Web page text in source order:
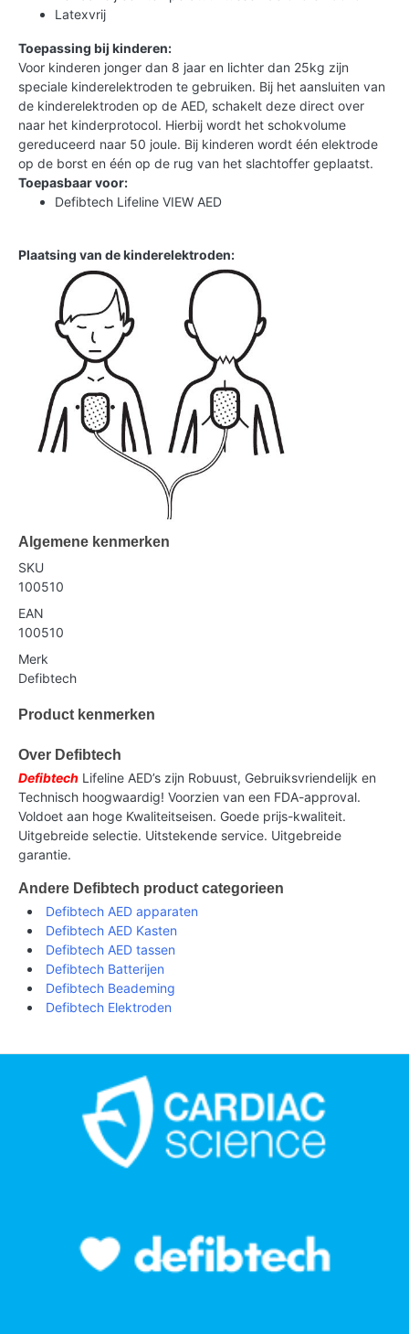
Latexvrij
Toepassing bij kinderen:
Voor kinderen jonger dan 8 jaar en lichter dan 25kg zijn
speciale kinderelektroden te gebruiken. Bij het aansluiten van
de kinderelektroden op de AED, schakelt deze direct over
naar het kinderprotocol. Hierbij wordt het schokvolume
gereduceerd naar 50 joule. Bij kinderen wordt één elektrode
op de borst en één op de rug van het slachtoffer geplaatst.
Toepasbaar voor:
Defibtech Lifeline VIEW AED
Plaatsing van de kinderelektroden:
Algemene kenmerken
SKU
100510
EAN
100510
Merk
Defibtech
Product kenmerken
Over Defibtech
Defibtech Lifeline AED’s zijn Robuust, Gebruiksvriendelijk en
Technisch hoogwaardig! Voorzien van een FDA-approval.
Voldoet aan hoge Kwaliteitseisen. Goede prijs-kwaliteit.
Uitgebreide selectie. Uitstekende service. Uitgebreide
garantie.
Andere Defibtech product categorieen
Defibtech AED apparaten
Defibtech AED Kasten
Defibtech AED tassen
Defibtech Batterijen
Defibtech Beademing
Defibtech Elektroden